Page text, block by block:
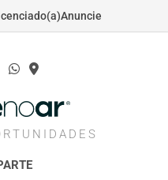
Anuncie